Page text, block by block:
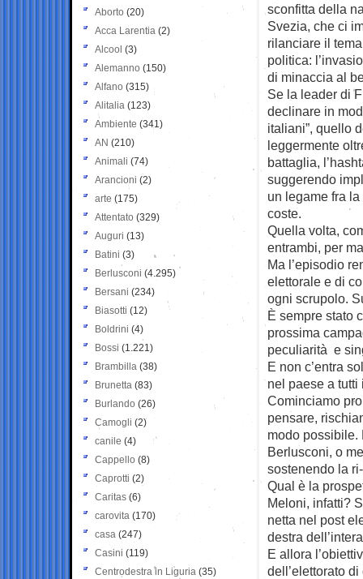
sconfitta della
Svezia, che ci
rilanciare il
politica:
di minaccia al
Se la leader di
declinare in
italiani”, quello
leggermente
battaglia,
suggerendo
un legame fra
coste.
Quella volta,
entrambi, per
Ma l’episodio
elettorale e di
ogni scrupolo.
È sempre stato
prossima
peculiarità e
E non c’entra
nel paese a tutti
Cominciamo
pensare,
modo possibile.
Berlusconi, o
sostenendo la
Qual è la
Meloni, infatti?
netta nel post
destra
E allora
dell’elettorato
Aborto (20)
Acca Larentia (2)
Alcool (3)
Alemanno (150)
Alfano (315)
Alitalia (123)
Ambiente (341)
AN (210)
Animali (74)
Arancioni (2)
arte (175)
Attentato (329)
Auguri (13)
Batini (3)
Berlusconi (4.295)
Bersani (234)
Biasotti (12)
Boldrini (4)
Bossi (1.221)
Brambilla (38)
Brunetta (83)
Burlando (26)
Camogli (2)
canile (4)
Cappello (8)
Caprotti (2)
Caritas (6)
carovita (170)
casa (247)
Casini (119)
Centrodestra in Liguria (35)